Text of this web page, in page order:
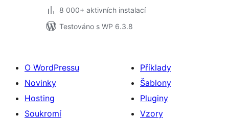
8 000+ aktivních instalací
Testováno s WP 6.3.8
O WordPressu
Novinky
Hosting
Soukromí
Příklady
Šablony
Pluginy
Vzory